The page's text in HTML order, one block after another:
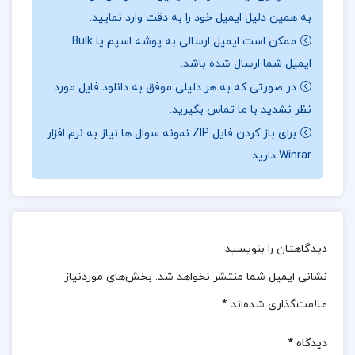
کتاب نه تنها برای مرور و تسلط بر دروس مدرسه بلکه به
عنوان یک منبع ارزشمند برای آماده‌سازی جهت امتحانات
نیز بسیار مفید است.بخش‌های مختلف این کتاب به
دانش‌آموزان کمک می‌کند تا با حل تمرین‌ها و مثال‌های
گوناگون، مهارت‌های خود را تقویت کرده و با اعتماد به
نفس بیشتری به امتحانات خود بپردازند.کتاب “زبان جامع
خط سفید مستربین” به عنوان یک منبع کامل و کاربردی،
به دانش‌آموزان این امکان را می‌دهد تا با مرور مطالب،
استقبال امتحانات بروند.
باشید.
نقد و بررسی کتاب جامع زبان انگلیسی کنکور خط
سفید:
به همین دلیل ایمیل خود را به دقت وارد نمایید.
ممکن است ایمیل ارسالی به پوشه اسپم یا Bulk
ایمیل شما ارسال شده باشد.
در صورتی که به هر دلیلی موفق به دانلود فایل مورد
نظر نشدید با ما تماس بگیرید.
برای باز کردن فایل ZIP نمونه سوال ها نیاز به نرم افزار
Winrar دارید.
دیدگاهتان را بنویسید
نشانی ایمیل شما منتشر نخواهد شد. بخش‌های موردنیاز
علامت‌گذاری شده‌اند *
دیدگاه *